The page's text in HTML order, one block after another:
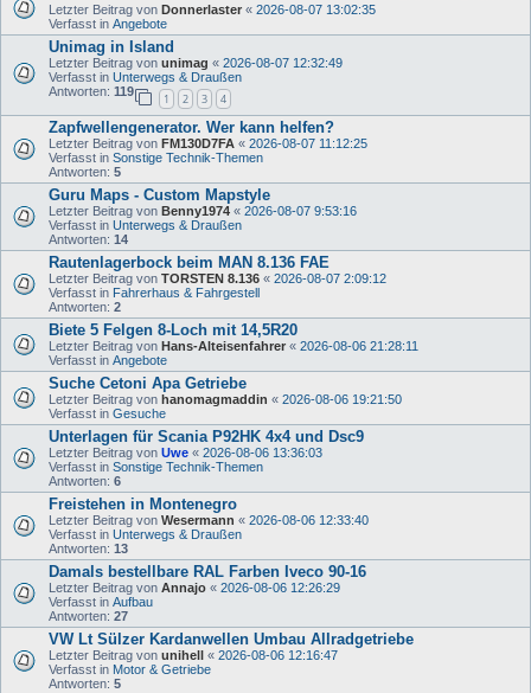
Letzter Beitrag von Donnerlaster « 2026-08-07 13:02:35
Verfasst in Angebote
Unimag in Island
Letzter Beitrag von unimag « 2026-08-07 12:32:49
Verfasst in Unterwegs & Draußen
Antworten: 119
1 2 3 4
Zapfwellengenerator. Wer kann helfen?
Letzter Beitrag von FM130D7FA « 2026-08-07 11:12:25
Verfasst in Sonstige Technik-Themen
Antworten: 5
Guru Maps - Custom Mapstyle
Letzter Beitrag von Benny1974 « 2026-08-07 9:53:16
Verfasst in Unterwegs & Draußen
Antworten: 14
Rautenlagerbock beim MAN 8.136 FAE
Letzter Beitrag von TORSTEN 8.136 « 2026-08-07 2:09:12
Verfasst in Fahrerhaus & Fahrgestell
Antworten: 2
Biete 5 Felgen 8-Loch mit 14,5R20
Letzter Beitrag von Hans-Alteisenfahrer « 2026-08-06 21:28:11
Verfasst in Angebote
Suche Cetoni Apa Getriebe
Letzter Beitrag von hanomagmaddin « 2026-08-06 19:21:50
Verfasst in Gesuche
Unterlagen für Scania P92HK 4x4 und Dsc9
Letzter Beitrag von Uwe « 2026-08-06 13:36:03
Verfasst in Sonstige Technik-Themen
Antworten: 6
Freistehen in Montenegro
Letzter Beitrag von Wesermann « 2026-08-06 12:33:40
Verfasst in Unterwegs & Draußen
Antworten: 13
Damals bestellbare RAL Farben Iveco 90-16
Letzter Beitrag von Annajo « 2026-08-06 12:26:29
Verfasst in Aufbau
Antworten: 27
VW Lt Sülzer Kardanwellen Umbau Allradgetriebe
Letzter Beitrag von unihell « 2026-08-06 12:16:47
Verfasst in Motor & Getriebe
Antworten: 5